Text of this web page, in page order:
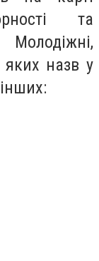
та
назв у